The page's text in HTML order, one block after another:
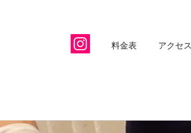
料金表 アクセス